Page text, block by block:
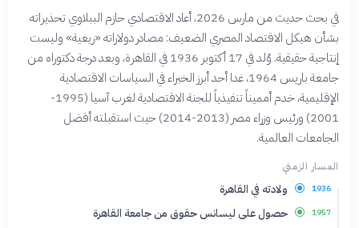
في بحث حديث من مارس 2026، أعاد الاقتصادي حازم الببلاوي تحذيراته
بشأن هيكل الاقتصاد المصري الضعيف: مصادر دولاراته «ريعية» وليست
إنتاجية حقيقية. وُلد في 17 أكتوبر 1936 في القاهرة، وبعد درجة دكتوراه من
جامعة باريس 1964، غدا أحد أبرز الخبراء في السياسات الاقتصادية
الإقليمية، خدم أمميناً تنفيذياً للجنة الاقتصادية لغرب آسيا (1995-
2001) ورئيس وزراء مصر (2013-2014) حيث استقبلته أفضل
الجامعات العالمية.
المسار الزمني
1936 ولادته في القاهرة
1957 حصول على ليسانس حقوق من جامعة القاهرة